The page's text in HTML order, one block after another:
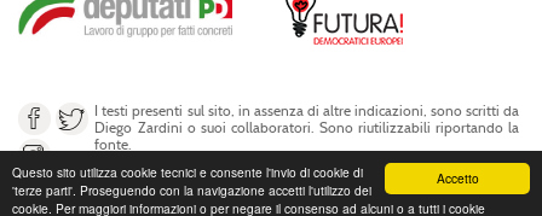
Accetto
Questo sito utilizza cookie tecnici e consente l'invio di cookie di
'terze parti'. Proseguendo con la navigazione accetti l'utilizzo dei
cookie. Per maggiori informazioni o per negare il consenso ad alcuni o a tutti i cookie
I testi presenti sul sito, in assenza di altre indicazioni, sono scritti da
Diego Zardini o suoi collaboratori. Sono riutilizzabili riportando la
fonte.
© Diego Zardini 2017